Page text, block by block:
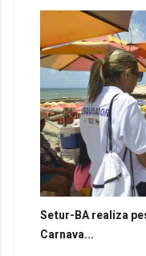
Setur-BA realiza
Carnava...